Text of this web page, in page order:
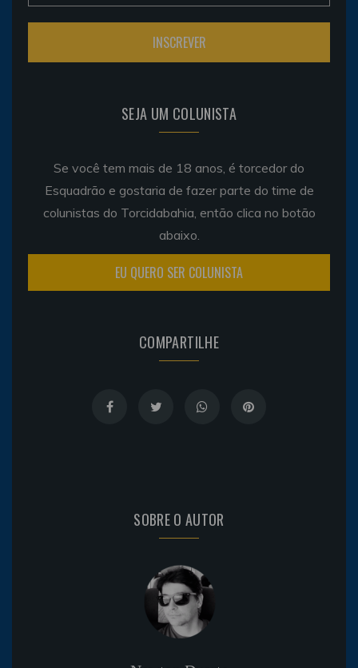
SEJA UM COLUNISTA
Se você tem mais de 18 anos, é torcedor do
Esquadrão e gostaria de fazer parte do time de
colunistas do Torcidabahia, então clica no botão
abaixo.
EU QUERO SER COLUNISTA
COMPARTILHE
SOBRE O AUTOR